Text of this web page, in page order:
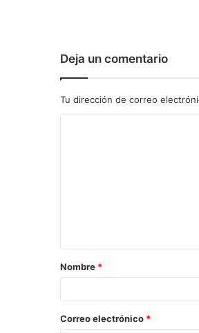
Deja un comentario
Tu dirección de correo
a
r
Nombre *
Correo electrónico *